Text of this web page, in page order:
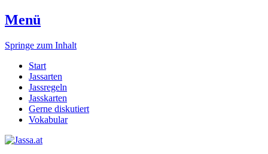
Menü
Springe zum Inhalt
Start
Jassarten
Jassregeln
Jasskarten
Gerne diskutiert
Vokabular